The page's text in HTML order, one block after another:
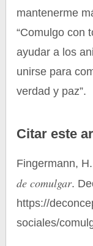
mantenerme
“Comulgo con
ayudar a los
unirse para
verdad y paz”.
Citar este
Fingermann,
de comulgar.
https://
sociales/